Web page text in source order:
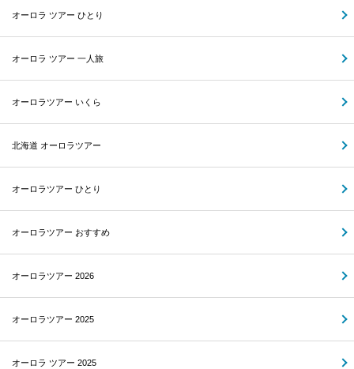
オーロラ ツアー ひとり
オーロラ ツアー 一人旅
オーロラツアー いくら
北海道 オーロラツアー
オーロラツアー ひとり
オーロラツアー おすすめ
オーロラツアー 2026
オーロラツアー 2025
オーロラ ツアー 2025